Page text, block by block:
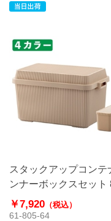
スタックアップコンテ
ンナーボックスセット
ットル STC-02S
￥7,920 （税込）
61-805-64